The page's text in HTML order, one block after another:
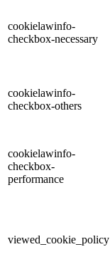
cookielawinfo-
checkbox-necessary
cookielawinfo-
checkbox-others
cookielawinfo-
checkbox-
performance
viewed_cookie_policy